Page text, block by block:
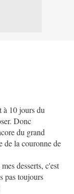
à 10 jours du
Donc
du grand
de la couronne de
desserts, c'est
pas toujours